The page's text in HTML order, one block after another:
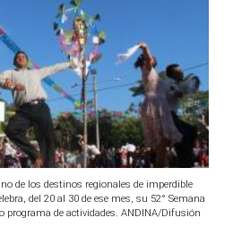
de los destinos regionales de imperdible
del 20 al 30 de ese mes, su 52° Semana
programa de actividades. ANDINA/Difusión